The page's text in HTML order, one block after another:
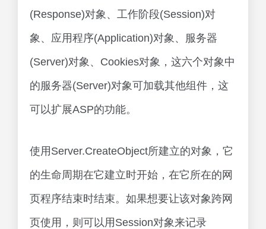
(Response)对象、工作阶段(Session)对
象、应用程序(Application)对象、服务器
(Server)对象、Cookies对象，这六个对象中
的服务器(Server)对象可加载其他组件，这
可以扩展ASP的功能。
使用Server.CreateObject所建立的对象，它
的生命周期在它建立时开始，在它所在的网
页程序结束时结束。如果想要让该对象跨网
页使用，则可以用Session对象来记录